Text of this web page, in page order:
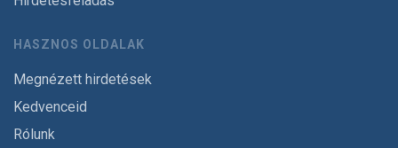
HASZNOS OLDALAK
Megnézett hirdetések
Kedvenceid
Rólunk